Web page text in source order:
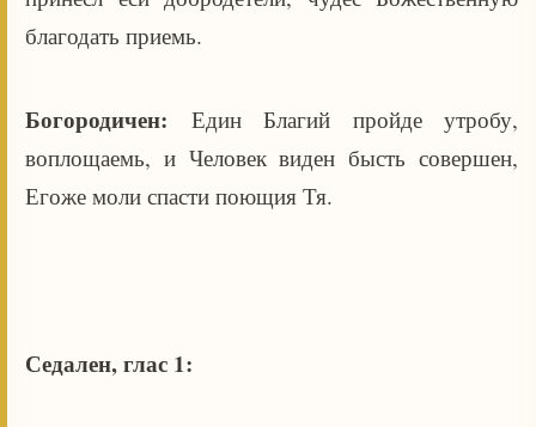
благодать приемь.
Богородичен: Един Благий пройде утробу,
воплощаемь, и Человек виден бысть совершен,
Егоже моли спасти поющия Тя.
Седален, глас 1: